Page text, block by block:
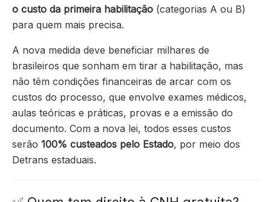
o custo da primeira habilitação (categorias A ou B)
para quem mais precisa.
A nova medida deve beneficiar milhares de
brasileiros que sonham em tirar a habilitação, mas
não têm condições financeiras de arcar com os
custos do processo, que envolve exames médicos,
aulas teóricas e práticas, provas e a emissão do
documento. Com a nova lei, todos esses custos
serão 100% custeados pelo Estado, por meio dos
Detrans estaduais.